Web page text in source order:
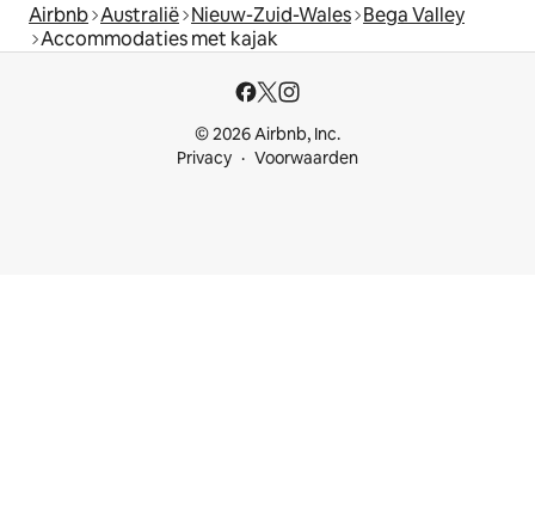
Airbnb Australië Nieuw-Zuid-Wales Bega Valley
Accommodaties met kajak
© 2026 Airbnb, Inc.
Privacy
Voorwaarden